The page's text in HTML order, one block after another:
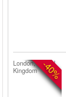
-40%
London, United
Kingdom